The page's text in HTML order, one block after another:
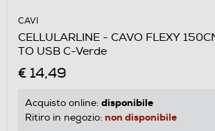
CAVI
CELLULARLINE - CAVO FLEXY
TO USB C-Verde
€ 14,49
Acquisto online: disponibile
Ritiro in negozio: non disponibile